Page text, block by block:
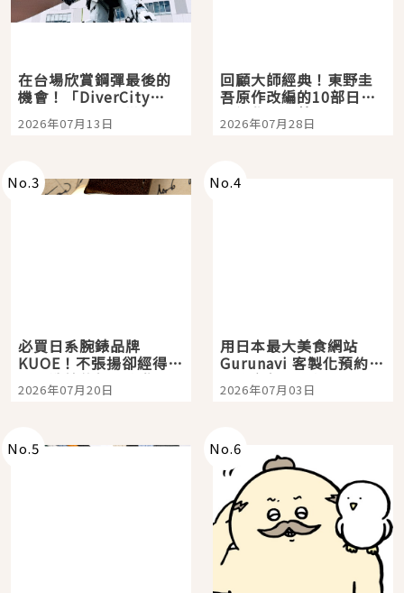
在台場欣賞鋼彈最後的
機會！「DiverCity
Tokyo Plaza」搭船、
購物、美食及夜景，一
2026年07月13日
回顧大師經典！東野圭
吾原作改編的10部日本
影視作品推薦
2026年07月28日
No.3
必買日系腕錶品牌
KUOE！不張揚卻經得起
時間洗鍊的經典之作五
選
2026年07月20日
No.4
用日本最大美食網站
Gurunavi 客製化預約九
大都市餐廳，打造專屬
美食體驗！
2026年07月03日
No.5 No.6